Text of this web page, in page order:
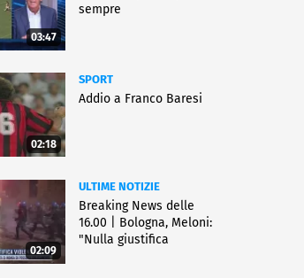
03:47
sempre
02:18
SPORT
Addio a Franco Baresi
02:09
ULTIME NOTIZIE
Breaking News delle
16.00 | Bologna, Meloni:
"Nulla giustifica